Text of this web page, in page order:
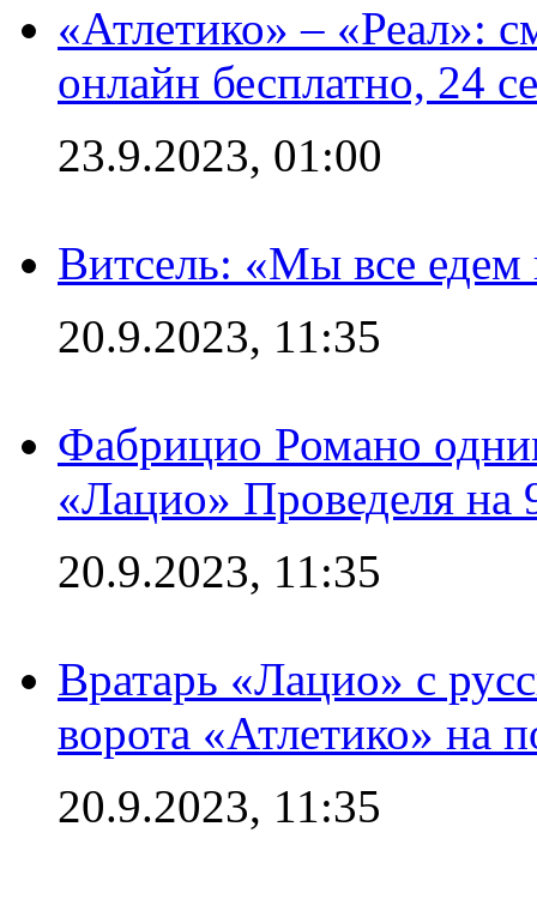
«Атлетико» – «Реал»:
онлайн бесплатно, 24
23.9.2023, 01:00
Витсель: «Мы все едем
20.9.2023, 11:35
Фабрицио Романо
«Лацио» Проведеля на
20.9.2023, 11:35
Вратарь «Лацио» с
ворота «Атлетико» на
20.9.2023, 11:35